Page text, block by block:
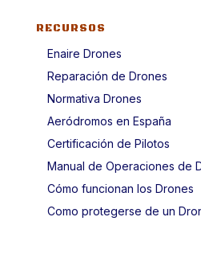
RECURSOS
Enaire Drones
Reparación de Drones
Normativa Drones
Aeródromos en España
Certificación de Pilotos
Manual de Operaciones de
Cómo funcionan los Drones
Como protegerse de un